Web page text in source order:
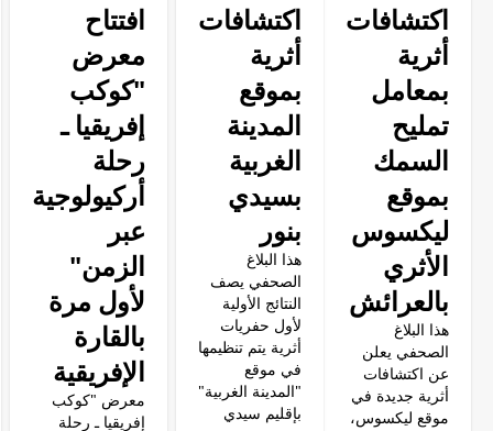
اكتشافات
أثرية
بمعامل
تمليح
السمك
بموقع
ليكسوس
الأثري
بالعرائش
هذا البلاغ
الصحفي يعلن
عن اكتشافات
أثرية جديدة في
موقع ليكسوس،
اكتشافات
أثرية
بموقع
المدينة
الغربية
بسيدي
بنور
هذا البلاغ
الصحفي يصف
النتائج الأولية
لأول حفريات
أثرية يتم تنظيمها
في موقع
"المدينة الغربية"
بإقليم سيدي
‎افتتاح
معرض
"كوكب
إفريقيا ـ
رحلة
أركيولوجية
عبر
الزمن"
لأول مرة
بالقارة
الإفريقية
معرض "كوكب
إفريقيا ـ رحلة